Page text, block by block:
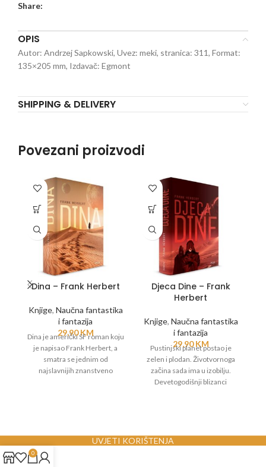
Share:
OPIS
Autor: Andrzej Sapkowski, Uvez: meki, stranica: 311, Format:
135×205 mm, Izdavač: Egmont
SHIPPING & DELIVERY
Povezani proizvodi
Dina – Frank Herbert
Knjige, Naučna fantastika
i fantazija
29,90KM
Dina je američki SF roman koju
je napisao Frank Herbert, a
smatra se jednim od
najslavnijih znanstveno
poezije.
Djeca Dine – Frank
Herbert
Knjige, Naučna fantastika
i fantazija
29,90KM
Pustinjski planet postao je
zelen i plodan. Životvornoga
začina sada ima u izobilju.
Devetogodišnji blizanci
imperiju ne trebaju Mesije...
UVJETI KORIŠTENJA
0